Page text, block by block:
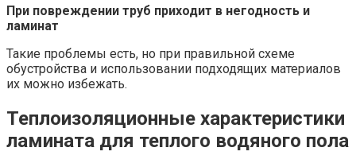
При повреждении труб приходит в негодность и
ламинат
Такие проблемы есть, но при правильной схеме
обустройства и использовании подходящих материалов
их можно избежать.
Теплоизоляционные характеристики
ламината для теплого водяного пола